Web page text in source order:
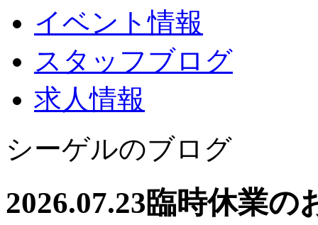
イベント情報
スタッフブログ
求人情報
シーゲルのブログ
2026.07.23臨時休業の